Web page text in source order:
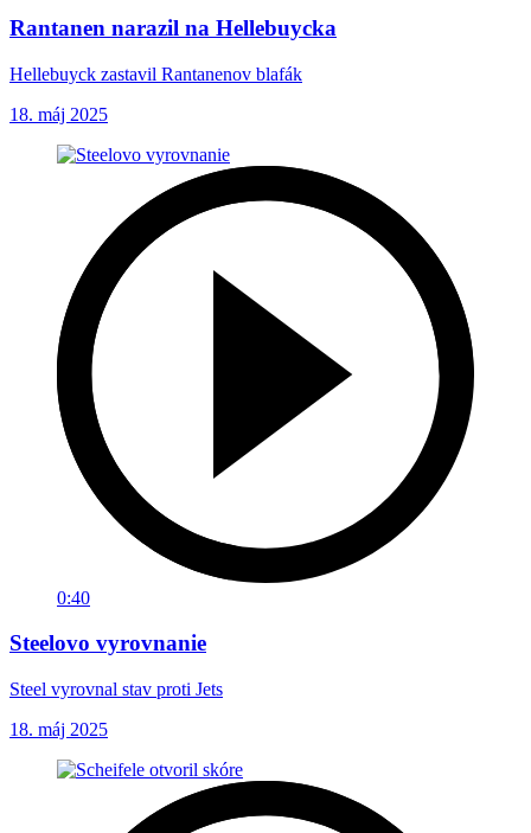
Rantanen narazil na Hellebuycka
Hellebuyck zastavil Rantanenov blafák
18. máj 2025
0:40
Steelovo vyrovnanie
Steel vyrovnal stav proti Jets
18. máj 2025